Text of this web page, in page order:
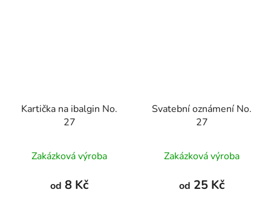
Kartička na ibalgin No.
27
Zakázková výroba
od 8 Kč
Svatební oznámení No.
27
hodnocení
produktu
Zakázková výroba
od 25 Kč